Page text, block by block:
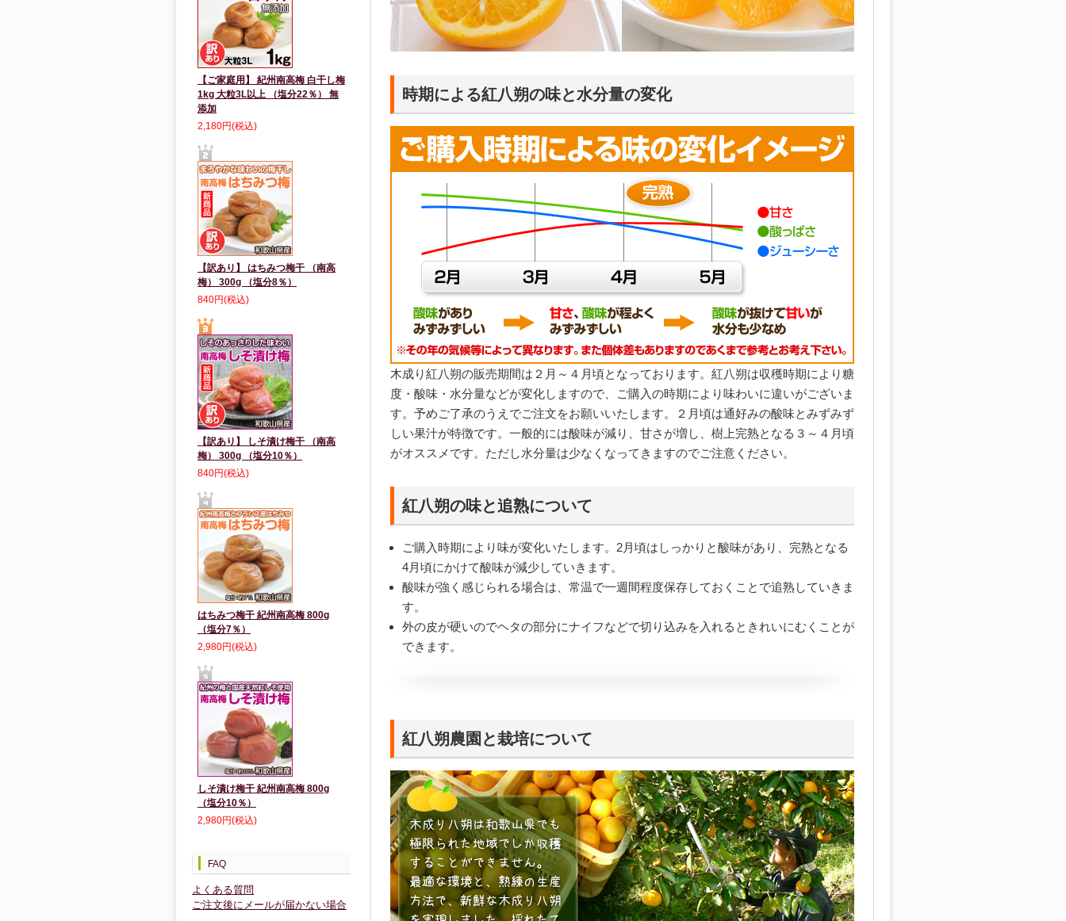
【ご家庭用】 紀州南高梅 白干し梅
1kg 大粒3L以上 （塩分22％） 無
添加
2,180円(税込)
【訳あり】 はちみつ梅干 （南高
梅） 300g （塩分8％）
840円(税込)
【訳あり】 しそ漬け梅干 （南高
梅） 300g （塩分10％）
840円(税込)
はちみつ梅干 紀州南高梅 800g
（塩分7％）
2,980円(税込)
しそ漬け梅干 紀州南高梅 800g
（塩分10％）
2,980円(税込)
FAQ
よくある質問
ご注文後にメールが届かない場合
時期による紅八朔の味と水分量の変化
木成り紅八朔の販売期間は２月～４月頃となっております。紅八朔は収穫時期により糖
度・酸味・水分量などが変化しますので、ご購入の時期により味わいに違いがございま
す。予めご了承のうえでご注文をお願いいたします。２月頃は通好みの酸味とみずみず
しい果汁が特徴です。一般的には酸味が減り、甘さが増し、樹上完熟となる３～４月頃
がオススメです。ただし水分量は少なくなってきますのでご注意ください。
紅八朔の味と追熟について
ご購入時期により味が変化いたします。2月頃はしっかりと酸味があり、完熟となる
4月頃にかけて酸味が減少していきます。
酸味が強く感じられる場合は、常温で一週間程度保存しておくことで追熟していきま
す。
外の皮が硬いのでヘタの部分にナイフなどで切り込みを入れるときれいにむくことが
できます。
紅八朔農園と栽培について